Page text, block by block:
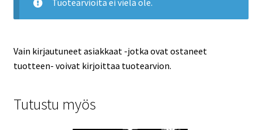
Vain kirjautuneet asiakkaat -jotka ovat ostaneet
tuotteen- voivat kirjoittaa tuotearvion.
Tutustu myös